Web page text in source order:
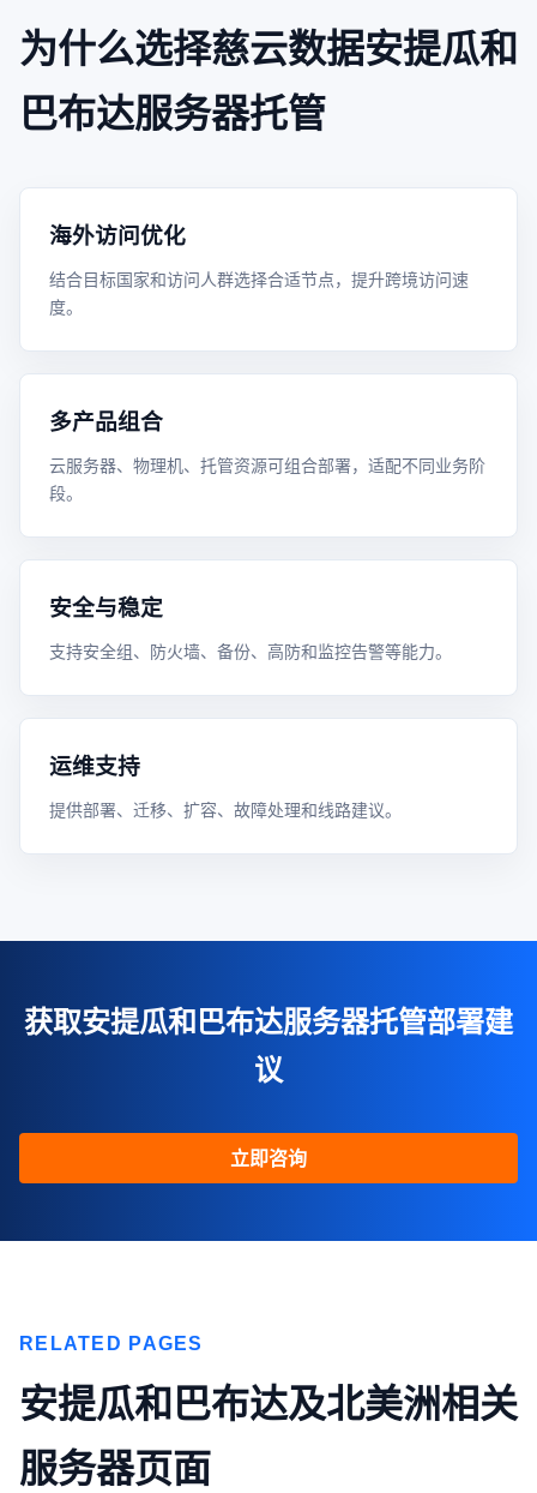
为什么选择慈云数据安提瓜和
巴布达服务器托管
海外访问优化
结合目标国家和访问人群选择合适节点，提升跨境访问速
度。
多产品组合
云服务器、物理机、托管资源可组合部署，适配不同业务阶
段。
安全与稳定
支持安全组、防火墙、备份、高防和监控告警等能力。
运维支持
提供部署、迁移、扩容、故障处理和线路建议。
获取安提瓜和巴布达服务器托管部署建
议
立即咨询
RELATED PAGES
安提瓜和巴布达及北美洲相关
服务器页面